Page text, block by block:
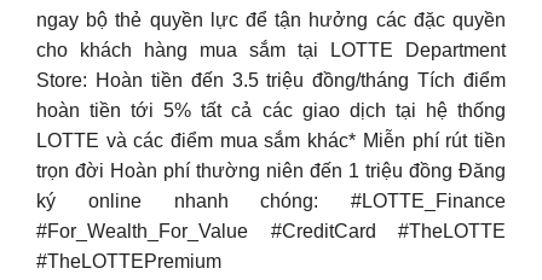
ngay bộ thẻ quyền lực để tận hưởng các đặc quyền
cho khách hàng mua sắm tại LOTTE Department
Store: Hoàn tiền đến 3.5 triệu đồng/tháng Tích điểm
hoàn tiền tới 5% tất cả các giao dịch tại hệ thống
LOTTE và các điểm mua sắm khác* Miễn phí rút tiền
trọn đời Hoàn phí thường niên đến 1 triệu đồng Đăng
ký online nhanh chóng: #LOTTE_Finance
#For_Wealth_For_Value #CreditCard #TheLOTTE
#TheLOTTEPremium